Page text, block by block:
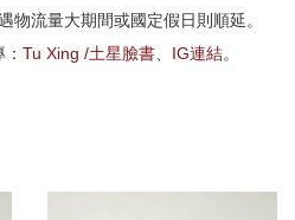
物流量大期間或國定假日則順延。
Tu Xing /土星臉書、 IG連結。